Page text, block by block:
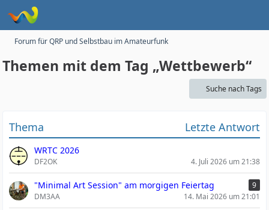
Forum für QRP und Selbstbau im Amateurfunk
Themen mit dem Tag „Wettbewerb“
Suche nach Tags
Thema Letzte Antwort
WRTC 2026
DF2OK 4. Juli 2026 um 21:38
"Minimal Art Session" am morgigen Feiertag
9
DM3AA
14. Mai 2026 um 21:01